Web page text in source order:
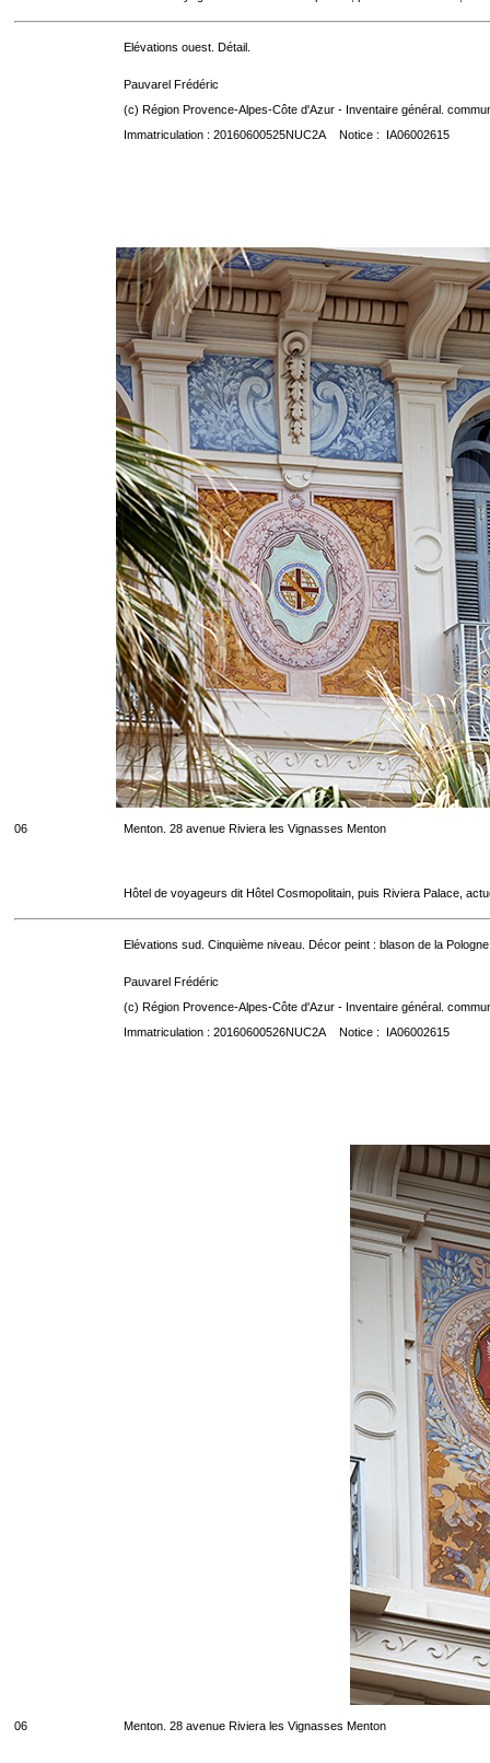
Elévations ouest. Détail.
Pauvarel Frédéric
(c) Région Provence-Alpes-Côte d'Azur - Inventaire général.
Immatriculation : 20160600525NUC2A Notice : IA06002615
06 Menton. 28 avenue Riviera les Vignasses Menton
Hôtel de voyageurs dit Hôtel Cosmopolitain, puis Riviera Palace,
Elévations sud. Cinquième niveau. Décor peint : blason de la
Pauvarel Frédéric
(c) Région Provence-Alpes-Côte d'Azur - Inventaire général.
Immatriculation : 20160600526NUC2A Notice : IA06002615
06 Menton. 28 avenue Riviera les Vignasses Menton